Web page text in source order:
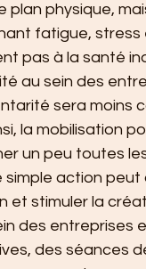
plan physique,
fatigue, stress
pas à la santé
au sein des
sera moins
la mobilisation
un peu toutes
action peut
et stimuler la
des entreprises
des séances